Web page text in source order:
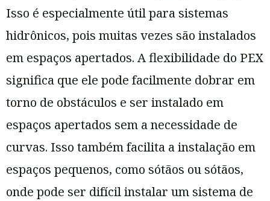
Isso é especialmente útil para sistemas
hidrônicos, pois muitas vezes são instalados
em espaços apertados. A flexibilidade do PEX
significa que ele pode facilmente dobrar em
torno de obstáculos e ser instalado em
espaços apertados sem a necessidade de
curvas. Isso também facilita a instalação em
espaços pequenos, como sótãos ou sótãos,
onde pode ser difícil instalar um sistema de